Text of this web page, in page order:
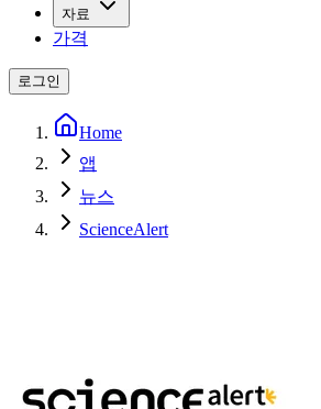
자료
가격
로그인
Home
앱
뉴스
ScienceAlert